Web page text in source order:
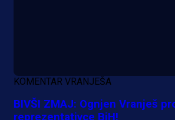
KOMENTAR VRANJEŠA
BIVŠI ZMAJ: Ognjen Vranješ
reprezentativce BiH!